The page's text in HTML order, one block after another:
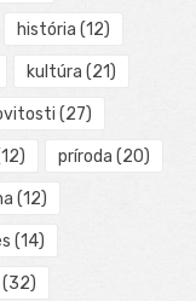
história (12)
kultúra (21)
(27)
príroda (20)
(12)
(14)
(32)